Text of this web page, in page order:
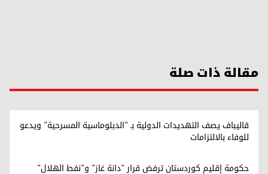
مقالة ذات صلة
قاليباف يصف التهديدات الدولية بـ "الدبلوماسية المسرحية" ويدعو
للوفاء بالالتزامات
حكومة إقليم كوردستان ترفض قرار "دانة غاز" و"نفط الهلال"